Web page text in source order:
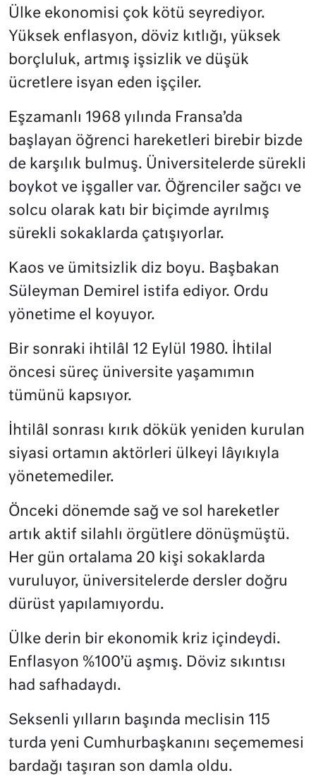
Ülke ekonomisi çok kötü seyrediyor.
Yüksek enflasyon, döviz kıtlığı, yüksek
borçluluk, artmış işsizlik ve düşük
ücretlere isyan eden işçiler.
Eşzamanlı 1968 yılında Fransa’da
başlayan öğrenci hareketleri birebir bizde
de karşılık bulmuş. Üniversitelerde sürekli
boykot ve işgaller var. Öğrenciler sağcı ve
solcu olarak katı bir biçimde ayrılmış
sürekli sokaklarda çatışıyorlar.
Kaos ve ümitsizlik diz boyu. Başbakan
Süleyman Demirel istifa ediyor. Ordu
yönetime el koyuyor.
Bir sonraki ihtilâl 12 Eylül 1980. İhtilal
öncesi süreç üniversite yaşamımın
tümünü kapsıyor.
İhtilâl sonrası kırık dökük yeniden kurulan
siyasi ortamın aktörleri ülkeyi lâyıkıyla
yönetemediler.
Önceki dönemde sağ ve sol hareketler
artık aktif silahlı örgütlere dönüşmüştü.
Her gün ortalama 20 kişi sokaklarda
vuruluyor, üniversitelerde dersler doğru
dürüst yapılamıyordu.
Ülke derin bir ekonomik kriz içindeydi.
Enflasyon %100’ü aşmış. Döviz sıkıntısı
had safhadaydı.
Seksenli yılların başında meclisin 115
turda yeni Cumhurbaşkanını seçememesi
bardağı taşıran son damla oldu.